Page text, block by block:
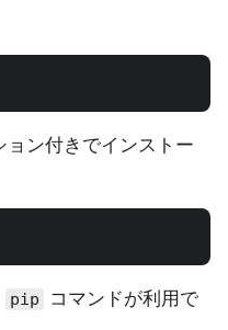
ョン付きでインストー
pip
コマンドが利用で